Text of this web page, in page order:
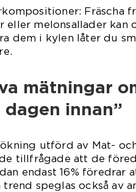
Fräscha
melonsallader kan
dem i kylen låter du
mätningar
innan”
utförd av Mat-
de tillfrågade att de
endast 16% föredrar
trend speglas också av